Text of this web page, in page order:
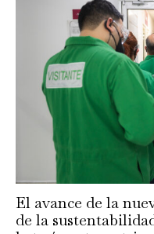
El avance de la
de la